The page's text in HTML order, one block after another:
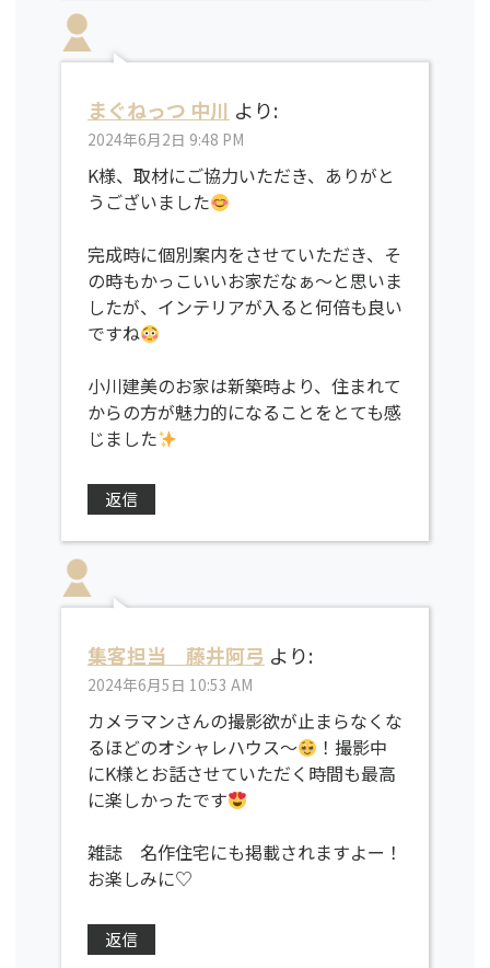
まぐねっつ 中川 より:
2024年6月2日 9:48 PM
K様、取材にご協力いただき、ありがと
うございました
完成時に個別案内をさせていただき、そ
の時もかっこいいお家だなぁ〜と思いま
したが、インテリアが入ると何倍も良い
ですね
小川建美のお家は新築時より、住まれて
からの方が魅力的になることをとても感
じました
返信
集客担当 藤井阿弓 より:
2024年6月5日 10:53 AM
カメラマンさんの撮影欲が止まらなくな
るほどのオシャレハウス〜
！撮影中
にK様とお話させていただく時間も最高
に楽しかったです
雑誌 名作住宅にも掲載されますよー！
お楽しみに♡
返信